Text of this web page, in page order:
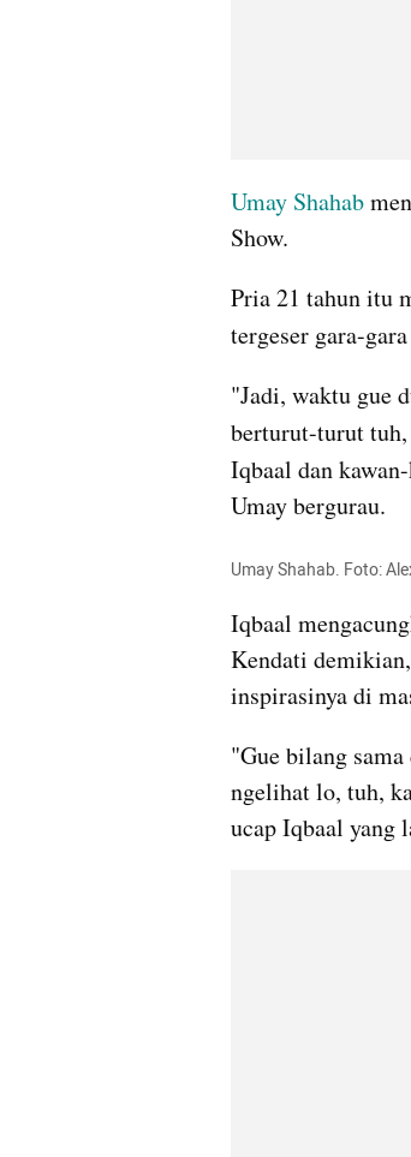
Umay Shahab
Show.
Pria 21 tahun itu
tergeser gara-
"Jadi, waktu gue
berturut-turut
Iqbaal dan
Umay bergurau.
Umay Shahab. Foto:
Iqbaal
Kendati
inspirasinya di
"Gue bilang
ngelihat lo, tuh,
ucap Iqbaal yang